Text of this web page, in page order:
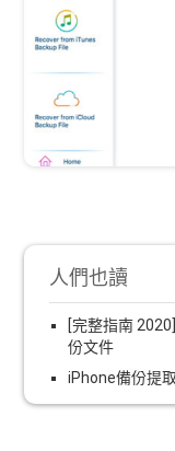
人們也讀
[完整指南
份文件
iPhone備份提